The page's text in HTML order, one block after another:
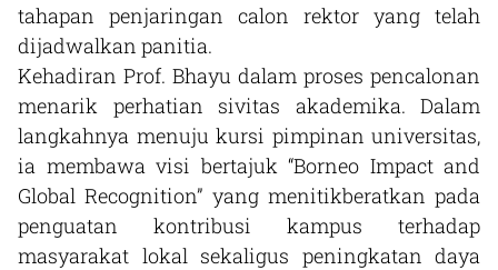
tahapan penjaringan calon rektor yang telah
dijadwalkan panitia.
Kehadiran Prof. Bhayu dalam proses pencalonan
menarik perhatian sivitas akademika. Dalam
langkahnya menuju kursi pimpinan universitas,
ia membawa visi bertajuk “Borneo Impact and
Global Recognition” yang menitikberatkan pada
penguatan kontribusi kampus terhadap
masyarakat lokal sekaligus peningkatan daya